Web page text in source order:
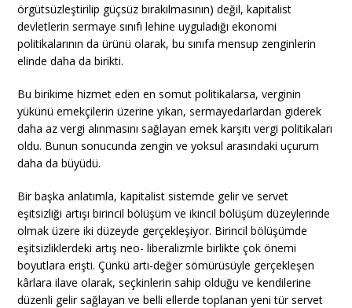
örgütsüzleştirilip güçsüz bırakılmasının) değil, kapitalist
devletlerin sermaye sınıfı lehine uyguladığı ekonomi
politikalarının da ürünü olarak, bu sınıfa mensup zenginlerin
elinde daha da birikti.
Bu birikime hizmet eden en somut politikalarsa, verginin
yükünü emekçilerin üzerine yıkan, sermayedarlardan giderek
daha az vergi alınmasını sağlayan emek karşıtı vergi politikaları
oldu. Bunun sonucunda zengin ve yoksul arasındaki uçurum
daha da büyüdü.
Bir başka anlatımla, kapitalist sistemde gelir ve servet
eşitsizliği artışı birincil bölüşüm ve ikincil bölüşüm düzeylerinde
olmak üzere iki düzeyde gerçekleşiyor. Birincil bölüşümde
eşitsizliklerdeki artış neo- liberalizmle birlikte çok önemi
boyutlara erişti. Çünkü artı-değer sömürüsüyle gerçekleşen
kârlara ilave olarak, seçkinlerin sahip olduğu ve kendilerine
düzenli gelir sağlayan ve belli ellerde toplanan yeni tür servet